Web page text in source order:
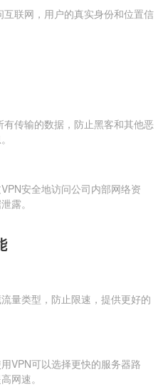
互联网，用户的真实身份和位置信
有传输的数据，防止黑客和其他恶
安全地访问公司内部网络资
露。
量类型，防止限速，提供更好的
VPN可以选择更快的服务器路
网速。